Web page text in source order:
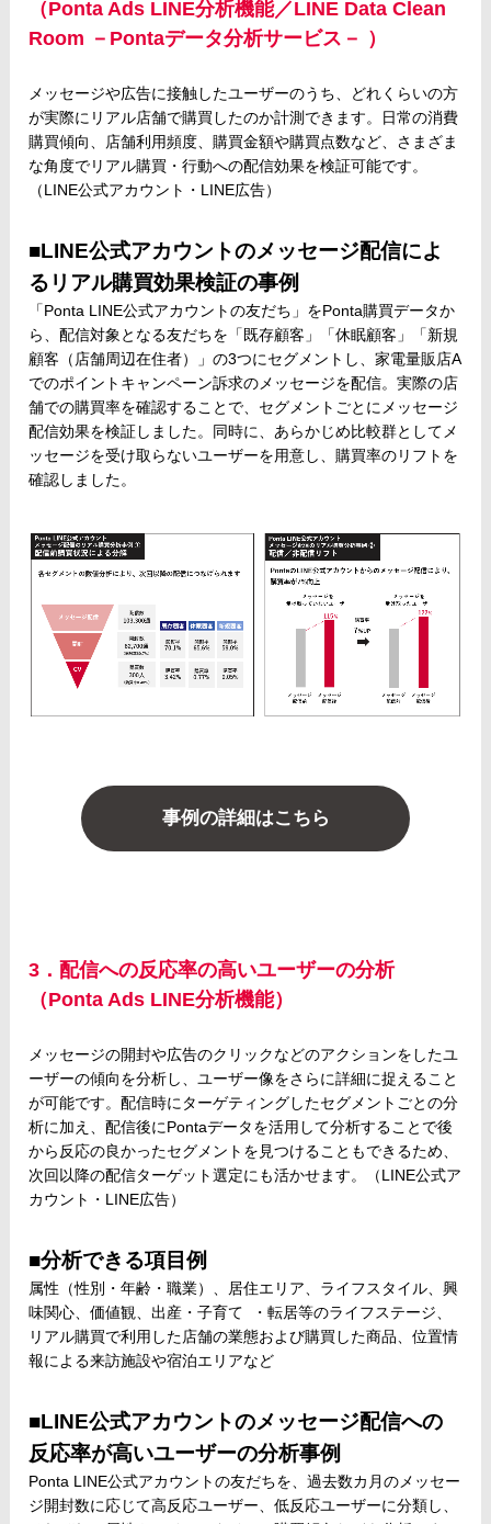
（Ponta Ads LINE分析機能／LINE Data Clean
Room －Pontaデータ分析サービス－ ）
メッセージや広告に接触したユーザーのうち、どれくらいの方
が実際にリアル店舗で購買したのか計測できます。日常の消費
購買傾向、店舗利用頻度、購買金額や購買点数など、さまざま
な角度でリアル購買・行動への配信効果を検証可能です。
（LINE公式アカウント・LINE広告）
■LINE公式アカウントのメッセージ配信によ
るリアル購買効果検証の事例
「Ponta LINE公式アカウントの友だち」をPonta購買データか
ら、配信対象となる友だちを「既存顧客」「休眠顧客」「新規
顧客（店舗周辺在住者）」の3つにセグメントし、家電量販店A
でのポイントキャンペーン訴求のメッセージを配信。実際の店
舗での購買率を確認することで、セグメントごとにメッセージ
配信効果を検証しました。同時に、あらかじめ比較群としてメ
ッセージを受け取らないユーザーを用意し、購買率のリフトを
確認しました。
事例の詳細はこちら
3．配信への反応率の高いユーザーの分析
（Ponta Ads LINE分析機能）
メッセージの開封や広告のクリックなどのアクションをしたユ
ーザーの傾向を分析し、ユーザー像をさらに詳細に捉えること
が可能です。配信時にターゲティングしたセグメントごとの分
析に加え、配信後にPontaデータを活用して分析することで後
から反応の良かったセグメントを見つけることもできるため、
次回以降の配信ターゲット選定にも活かせます。（LINE公式ア
カウント・LINE広告）
■分析できる項目例
属性（性別・年齢・職業）、居住エリア、ライフスタイル、興
味関心、価値観、出産・子育て ・転居等のライフステージ、
リアル購買で利用した店舗の業態および購買した商品、位置情
報による来訪施設や宿泊エリアなど
■LINE公式アカウントのメッセージ配信への
反応率が高いユーザーの分析事例
Ponta LINE公式アカウントの友だちを、過去数カ月のメッセー
ジ開封数に応じて高反応ユーザー、低反応ユーザーに分類し、